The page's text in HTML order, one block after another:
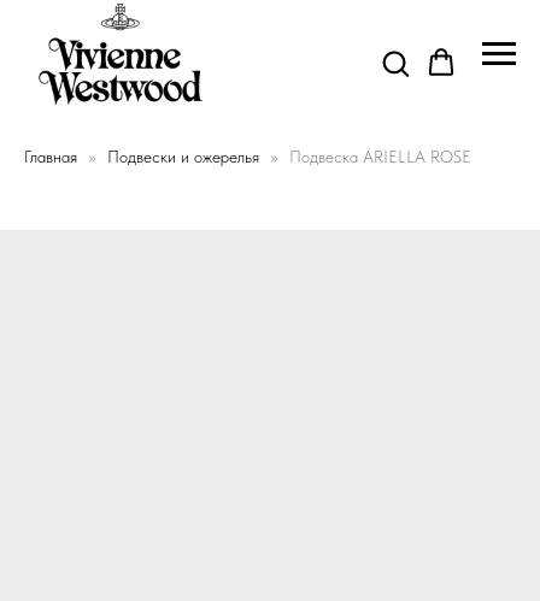
Главная Подвески и ожерелья Подвеска ARIELLA ROSE